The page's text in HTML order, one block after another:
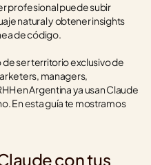
profesional puede subir
natural y obtener insights
de código.
de ser territorio exclusivo de
managers,
en Argentina ya usan Claude
En esta guía te mostramos
con tus